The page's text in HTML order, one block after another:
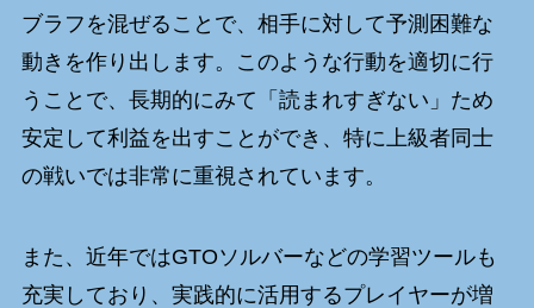
ブラフを混ぜることで、相手に対して予測困難な
動きを作り出します。このような行動を適切に行
うことで、長期的にみて「読まれすぎない」ため
安定して利益を出すことができ、特に上級者同士
の戦いでは非常に重視されています。
また、近年ではGTOソルバーなどの学習ツールも
充実しており、実践的に活用するプレイヤーが増